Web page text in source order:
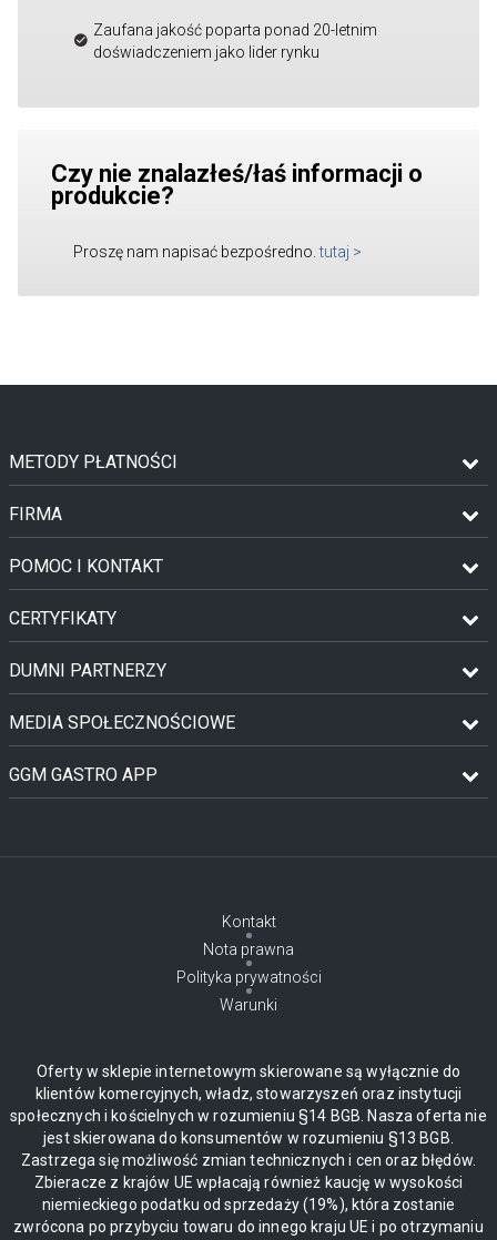
Zaufana jakość poparta ponad 20-letnim
doświadczeniem jako lider rynku
Czy nie znalazłeś/łaś informacji o
produkcie?
Proszę nam napisać bezpośredno. tutaj >
METODY PŁATNOŚCI
FIRMA
POMOC I KONTAKT
CERTYFIKATY
DUMNI PARTNERZY
MEDIA SPOŁECZNOŚCIOWE
GGM GASTRO APP
Kontakt
Nota prawna
Polityka prywatności
Warunki
Oferty w sklepie internetowym skierowane są wyłącznie do
klientów komercyjnych, władz, stowarzyszeń oraz instytucji
społecznych i kościelnych w rozumieniu §14 BGB. Nasza oferta nie
jest skierowana do konsumentów w rozumieniu §13 BGB.
Zastrzega się możliwość zmian technicznych i cen oraz błędów.
Zbieracze z krajów UE wpłacają również kaucję w wysokości
niemieckiego podatku od sprzedaży (19%), która zostanie
zwrócona po przybyciu towaru do innego kraju UE i po otrzymaniu